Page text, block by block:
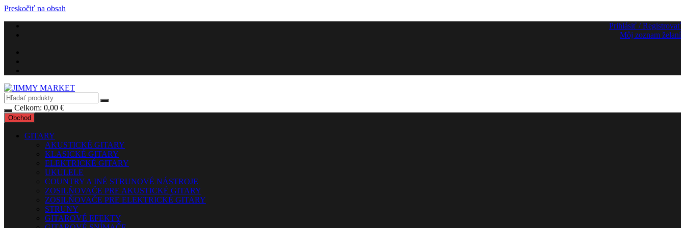
Preskočiť na obsah
Prihlásiť / Registrovať
Môj zoznam želaní
Celkom: 0,00 €
Obchod
GITARY
AKUSTICKÉ GITARY
KLASICKÉ GITARY
ELEKTRICKÉ GITARY
UKULELE
COUNTRY A INÉ STRUNOVÉ NÁSTROJE
ZOSILŇOVAČE PRE AKUSTICKÉ GITARY
ZOSILŇOVAČE PRE ELEKTRICKÉ GITARY
STRUNY
GITAROVÉ EFEKTY